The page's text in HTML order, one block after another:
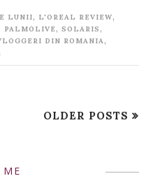
LUNII, L'OREAL REVIEW,
PALMOLIVE , SOLARIS ,
DIN ROMANIA,
OLDER POSTS